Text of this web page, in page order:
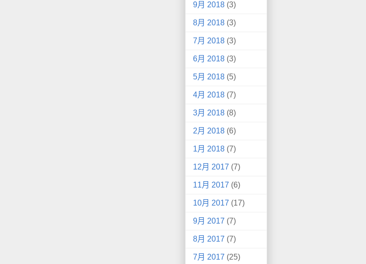
9月 2018 (3)
8月 2018 (3)
7月 2018 (3)
6月 2018 (3)
5月 2018 (5)
4月 2018 (7)
3月 2018 (8)
2月 2018 (6)
1月 2018 (7)
12月 2017 (7)
11月 2017 (6)
10月 2017 (17)
9月 2017 (7)
8月 2017 (7)
7月 2017 (25)